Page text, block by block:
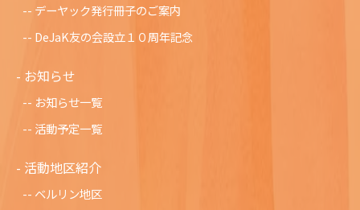
デーヤック発行冊子のご案内
DeJaK友の会設立１０周年記念
お知らせ
お知らせ一覧
活動予定一覧
活動地区紹介
ベルリン地区